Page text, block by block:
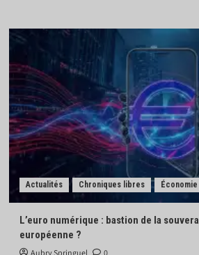
Actualités Chroniques libres Économie
L’euro numérique : bastion de la
européenne ?